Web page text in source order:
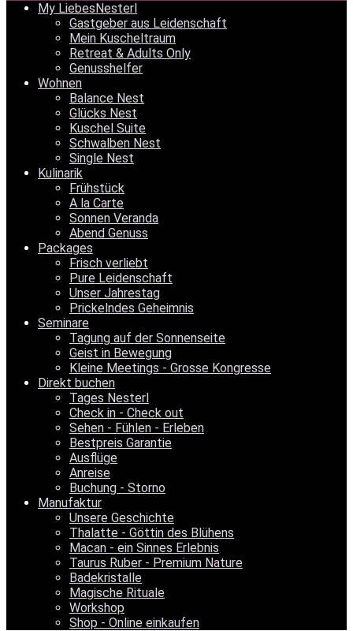
My LiebesNesterl
Gastgeber aus Leidenschaft
Mein Kuscheltraum
Retreat & Adults Only
Genusshelfer
Wohnen
Balance Nest
Glücks Nest
Kuschel Suite
Schwalben Nest
Single Nest
Kulinarik
Frühstück
A la Carte
Sonnen Veranda
Abend Genuss
Packages
Frisch verliebt
Pure Leidenschaft
Unser Jahrestag
Prickelndes Geheimnis
Seminare
Tagung auf der Sonnenseite
Geist in Bewegung
Kleine Meetings - Grosse Kongresse
Direkt buchen
Tages Nesterl
Check in - Check out
Sehen - Fühlen - Erleben
Bestpreis Garantie
Ausflüge
Anreise
Buchung - Storno
Manufaktur
Unsere Geschichte
Thalatte - Göttin des Blühens
Macan - ein Sinnes Erlebnis
Taurus Ruber - Premium Nature
Badekristalle
Magische Rituale
Workshop
Shop - Online einkaufen